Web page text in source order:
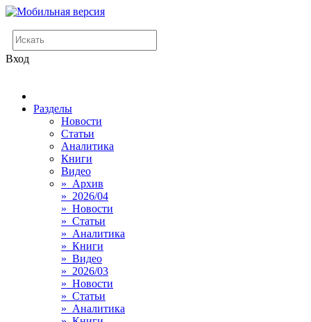
Вход
Разделы
Новости
Статьи
Аналитика
Книги
Видео
» Архив
» 2026/04
» Новости
» Статьи
» Аналитика
» Книги
» Видео
» 2026/03
» Новости
» Статьи
» Аналитика